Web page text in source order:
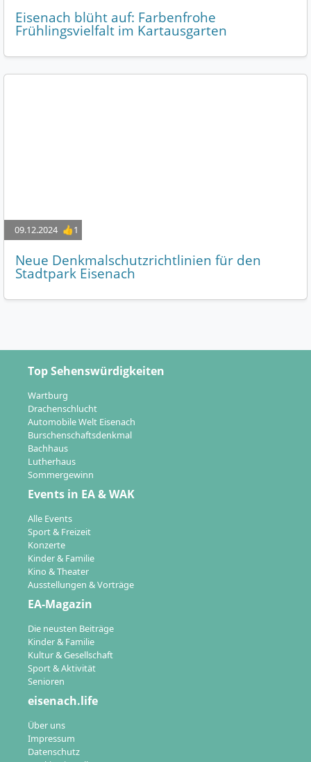
Eisenach blüht auf: Farbenfrohe
Frühlingsvielfalt im Kartausgarten
09.12.2024 👍1
Neue Denkmalschutzrichtlinien für den
Stadtpark Eisenach
Top Sehenswürdigkeiten
Wartburg
Drachenschlucht
Automobile Welt Eisenach
Burschenschaftsdenkmal
Bachhaus
Lutherhaus
Sommergewinn
Events in EA & WAK
Alle Events
Sport & Freizeit
Konzerte
Kinder & Familie
Kino & Theater
Ausstellungen & Vorträge
EA-Magazin
Die neusten Beiträge
Kinder & Familie
Kultur & Gesellschaft
Sport & Aktivität
Senioren
eisenach.life
Über uns
Impressum
Datenschutz